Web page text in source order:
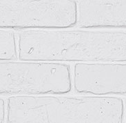
IP31,
Не